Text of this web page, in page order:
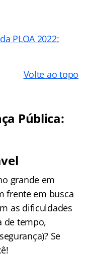
PLOA 2022:
Volte ao topo
Pública:
grande em
frente em busca
as dificuldades
de tempo,
Se